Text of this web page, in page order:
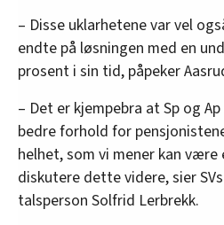
– Disse uklarhetene var vel
endte på løsningen med en
prosent i sin tid, påpeker
– Det er kjempebra at Sp og
bedre forhold for
helhet, som vi mener kan
diskutere dette videre, sier
talsperson Solfrid Lerbrekk.